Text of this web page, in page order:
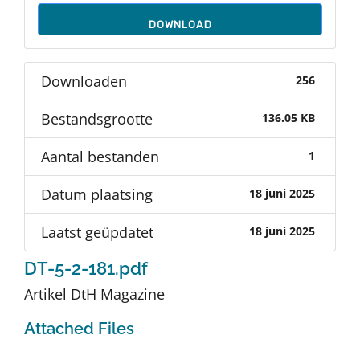
Over Dth
Contact
DOWNLOAD
Downloaden 256
Bestandsgrootte 136.05 KB
Aantal bestanden 1
Datum plaatsing 18 juni 2025
Laatst geüpdatet 18 juni 2025
DT-5-2-181.pdf
Artikel DtH Magazine
Attached Files